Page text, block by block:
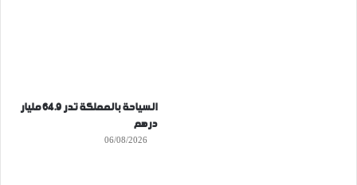
السياحة بالمملكة تدر 64.9 مليار
درهم
06/08/2026